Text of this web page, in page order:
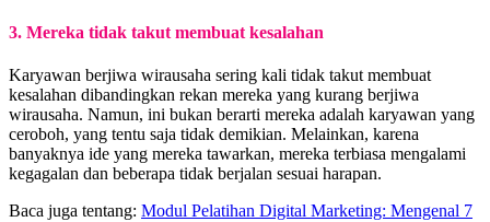
3. Mereka tidak takut membuat kesalahan
Karyawan berjiwa wirausaha sering kali tidak takut membuat
kesalahan dibandingkan rekan mereka yang kurang berjiwa
wirausaha. Namun, ini bukan berarti mereka adalah karyawan yang
ceroboh, yang tentu saja tidak demikian. Melainkan, karena
banyaknya ide yang mereka tawarkan, mereka terbiasa mengalami
kegagalan dan beberapa tidak berjalan sesuai harapan.
Baca juga tentang: Modul Pelatihan Digital Marketing: Mengenal 7